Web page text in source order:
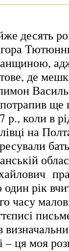
десять
де
ще
р., коли в
на
рік
часу
– ця моя